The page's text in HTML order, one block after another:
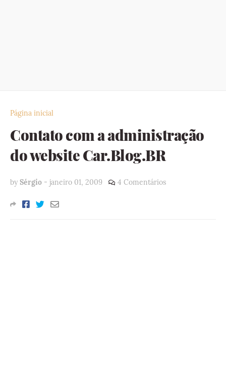
Página inicial
Contato com a administração
do website Car.Blog.BR
by Sérgio - janeiro 01, 2009 4 Comentários